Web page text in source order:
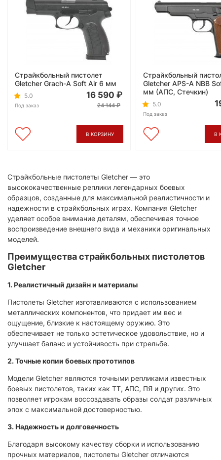
Страйкбольный пистолет
Gletcher Grach-A Soft Air 6 мм
5.0
Под заказ
16 590
24 144
В КОРЗИНУ
Страйкбольный
Gletcher APS-A NBB
мм (АПС, Стечкин)
5.0
Под заказ
В
Страйкбольные пистолеты Gletcher — это
высококачественные реплики легендарных боевых
образцов, созданные для максимальной реалистичности и
надежности в страйкбольных играх. Компания Gletcher
уделяет особое внимание деталям, обеспечивая точное
воспроизведение внешнего вида и механики оригинальных
моделей.​
Преимущества страйкбольных пистолетов
Gletcher
1. Реалистичный дизайн и материалы
Пистолеты Gletcher изготавливаются с использованием
металлических компонентов, что придает им вес и
ощущение, близкие к настоящему оружию. Это
обеспечивает не только эстетическое удовольствие, но и
улучшает баланс и устойчивость при стрельбе.​
2. Точные копии боевых прототипов
Модели Gletcher являются точными репликами известных
боевых пистолетов, таких как ТТ, АПС, ПЯ и других. Это
позволяет игрокам воссоздавать образы солдат различных
эпох с максимальной достоверностью.​
3. Надежность и долговечность
Благодаря высокому качеству сборки и использованию
прочных материалов, пистолеты Gletcher отличаются